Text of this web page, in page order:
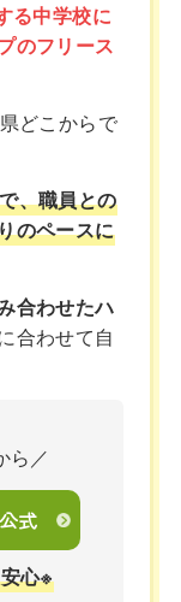
る中学校に
のフリース
どこからで
、職員との
のペースに
合わせたハ
合わせて自
ら／
式
心※